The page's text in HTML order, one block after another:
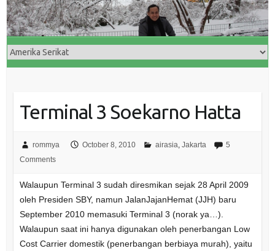
Terminal 3 Soekarno Hatta
rommya October 8, 2010 airasia Jakarta
5
Comments
Walaupun Terminal 3 sudah diresmikan sejak 28 April 2009
oleh Presiden SBY, namun JalanJajanHemat (JJH) baru
September 2010 memasuki Terminal 3 (norak ya…).
Walaupun saat ini hanya digunakan oleh penerbangan Low
Cost Carrier domestik (penerbangan berbiaya murah), yaitu